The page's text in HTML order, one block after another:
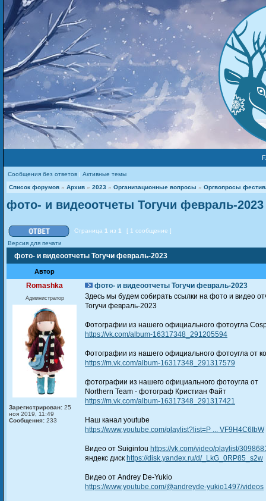
Сообщения без ответов | Активные темы
Список форумов » Архив » 2023 » Организационные вопросы » Оргвопросы
фото‑ и видеоотчеты Тогучи февраль-2023
Страница 1 из 1
[ 1 сообщение ]
Версия для печати
фото‑ и видеоотчеты Тогучи февраль-2023
Автор
Romashka
Администратор
Зарегистрирован: 25
ноя 2019, 11:49
Сообщения: 233
фото‑ и видеоотчеты Тогучи февраль-2023
Здесь мы будем собирать ссылки на фото и видео
Тогучи февраль-2023
Фотографии из нашего официального фотоугла
https://vk.com/album-16317348_291205594
Фотографии из нашего официального фотоугла от
https://m.vk.com/album-16317348_291317579
фотографии из нашего официального фотоугла от
Northern Team - фотограф Кристиан Файт
https://m.vk.com/album-16317348_291317421
Наш канал youtube
https://www.youtube.com/playlist?list=P ... VF9H4C6IbW
Видео от Suigintou https://vk.com/video/playlist/
яндекс диск https://disk.yandex.ru/d/_LkG_0RP85_s2w
Видео от Andrey De-Yukio
https://www.youtube.com/@andreyde-yukio1497/videos